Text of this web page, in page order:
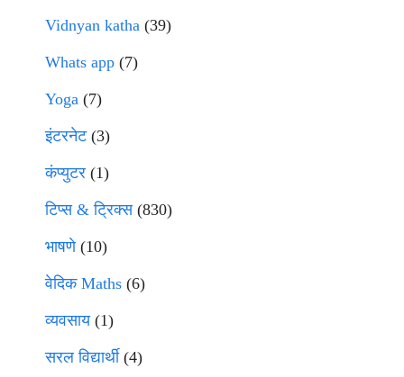
Vidnyan katha (39)
Whats app (7)
Yoga (7)
इंटरनेट(3)
कंप्युटर (1)
टिप्स & ट्रिक्स(830)
भाषणे(10)
वेदिक Maths (6)
व्यवसाय(1)
सरल विद्यार्थी(4)